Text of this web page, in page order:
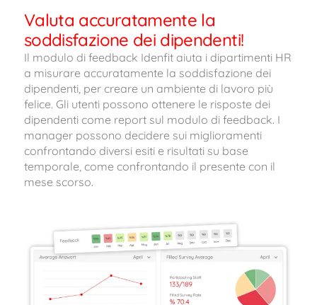
Valuta accuratamente la
soddisfazione dei dipendenti!
Il modulo di feedback Idenfit aiuta i dipartimenti HR
a misurare accuratamente la soddisfazione dei
dipendenti, per creare un ambiente di lavoro più
felice. Gli utenti possono ottenere le risposte dei
dipendenti come report sul modulo di feedback. I
manager possono decidere sui miglioramenti
confrontando diversi esiti e risultati su base
temporale, come confrontando il presente con il
mese scorso.